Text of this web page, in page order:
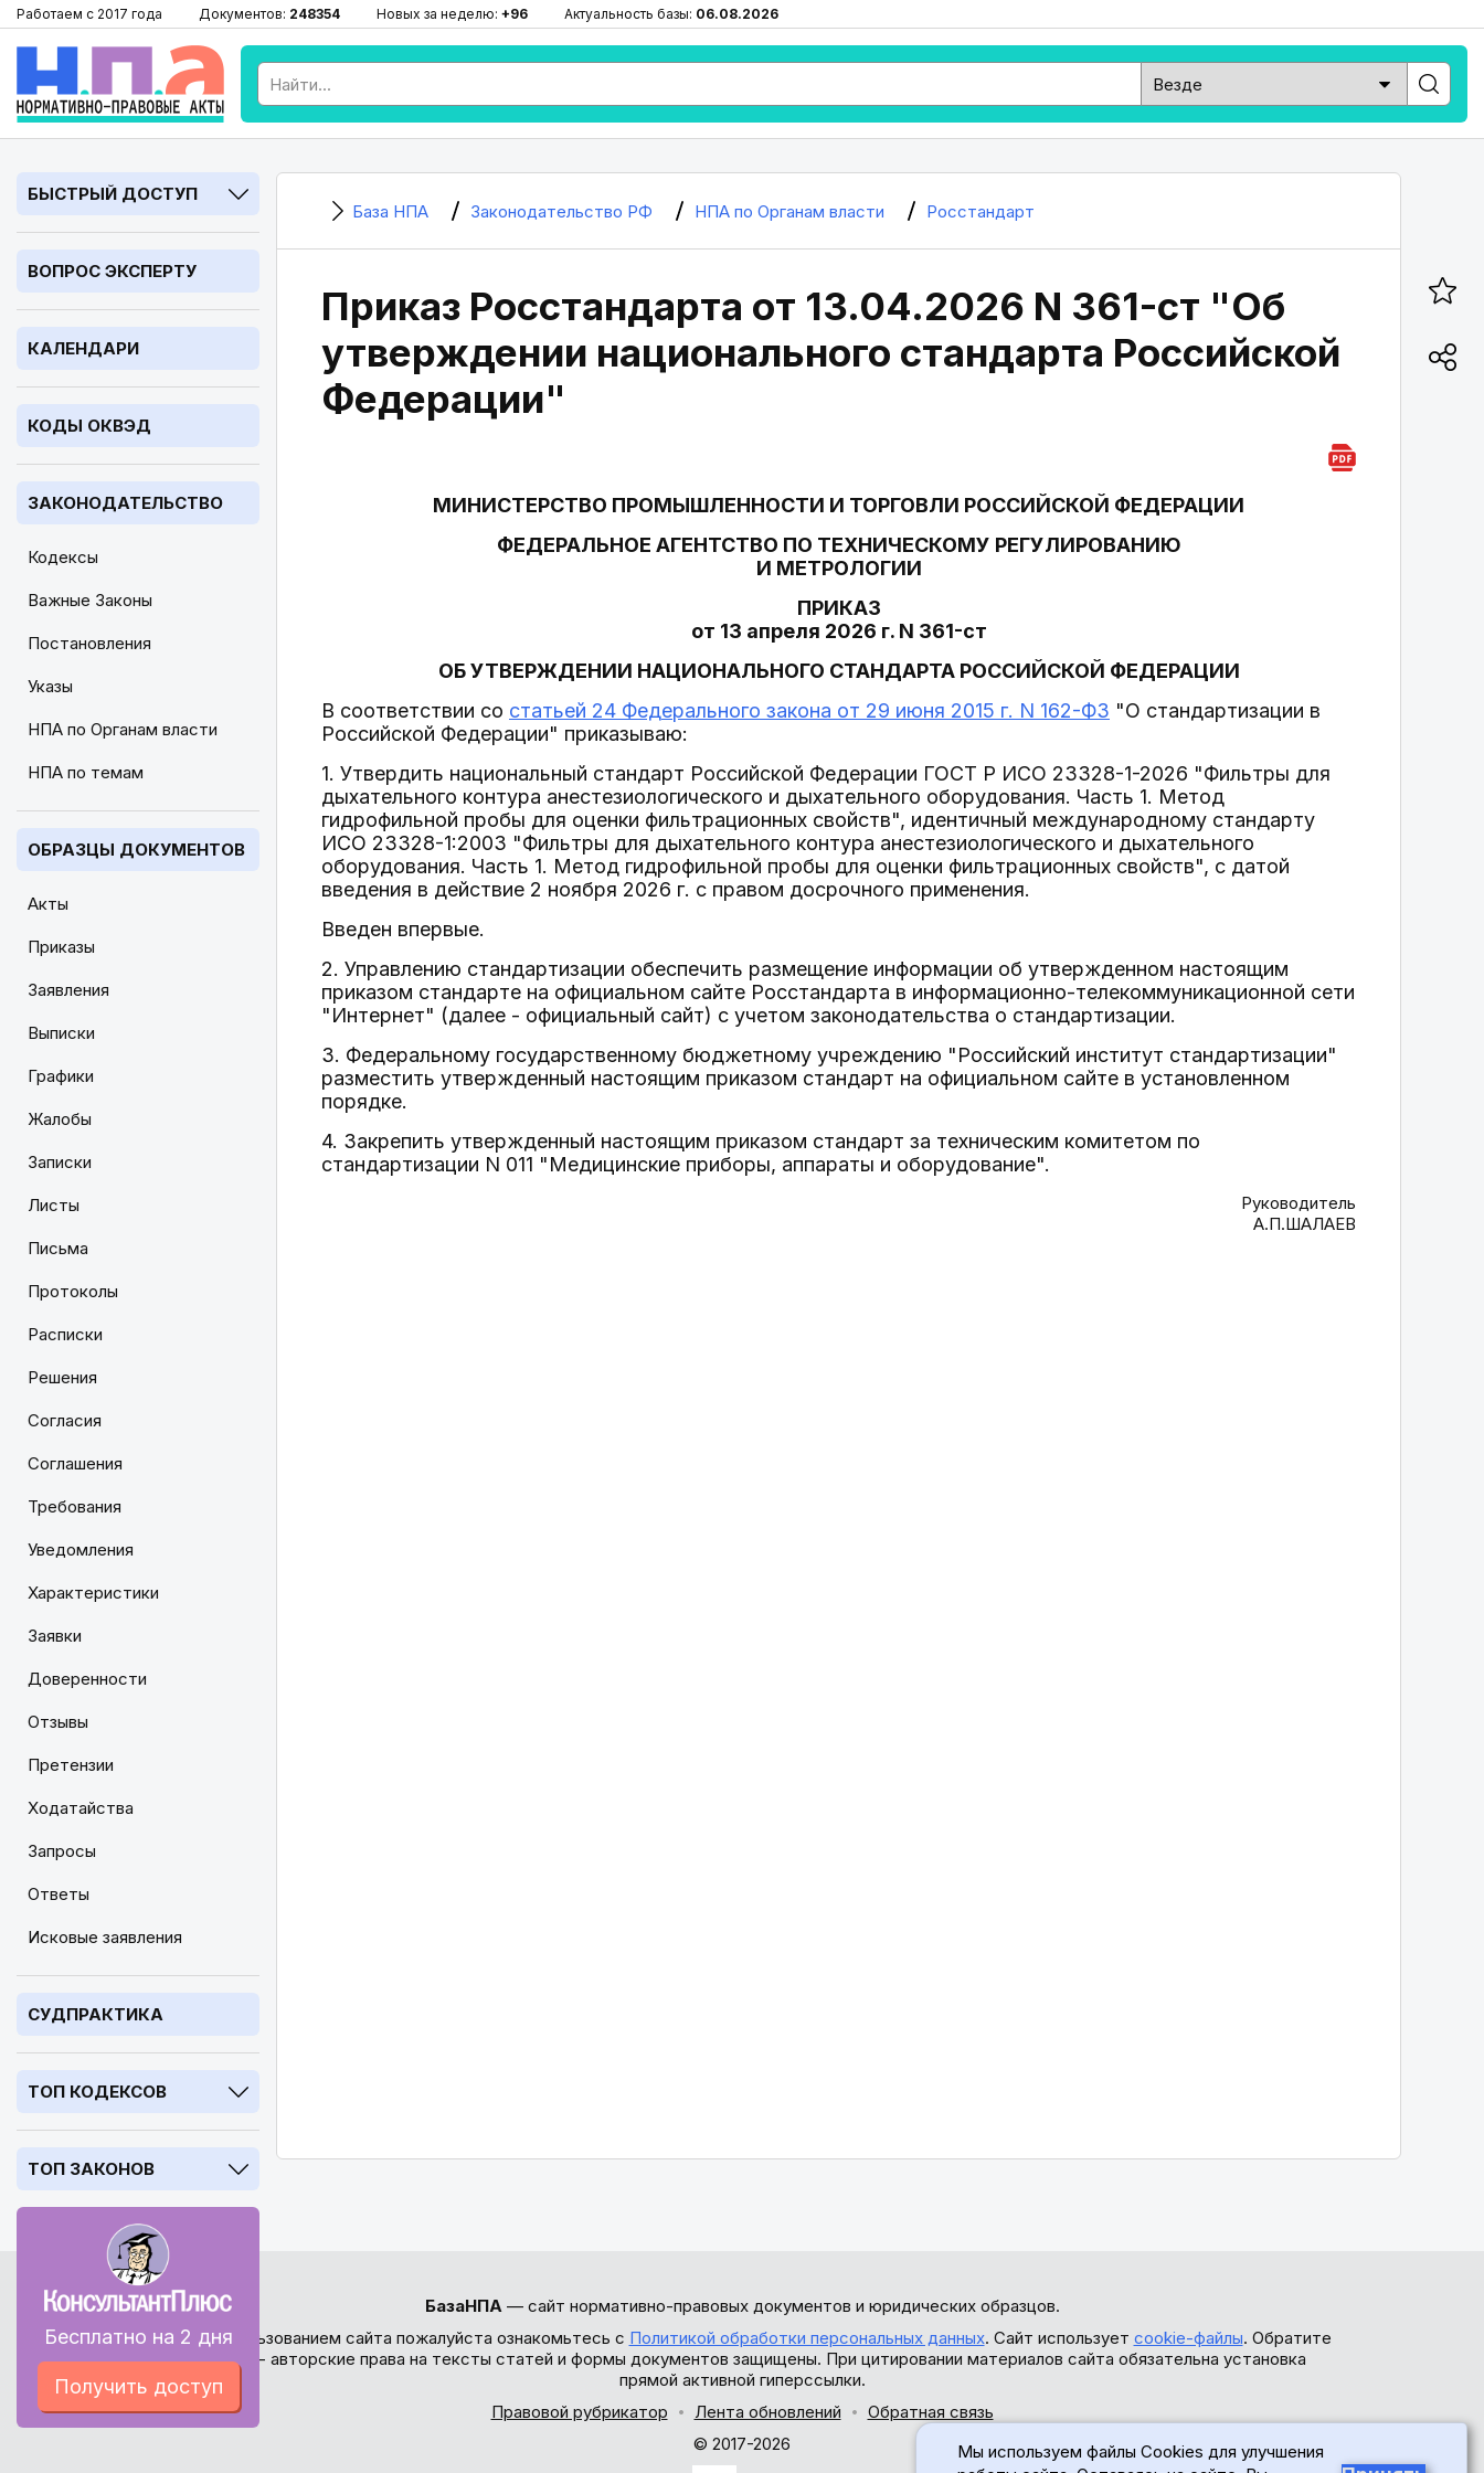
Работаем с 2017 года Документов: 248354 Новых за неделю: +96 Актуальность базы: 06.08.2026
БЫСТРЫЙ ДОСТУП
ВОПРОС ЭКСПЕРТУ
КАЛЕНДАРИ
КОДЫ ОКВЭД
ЗАКОНОДАТЕЛЬСТВО
Кодексы
Важные Законы
Постановления
Указы
НПА по Органам власти
НПА по темам
ОБРАЗЦЫ ДОКУМЕНТОВ
Акты
Приказы
Заявления
Выписки
Графики
Жалобы
Записки
Листы
Письма
Протоколы
Расписки
Решения
Согласия
Соглашения
Требования
Уведомления
Характеристики
Заявки
Доверенности
Отзывы
Претензии
Ходатайства
Запросы
Ответы
Исковые заявления
СУДПРАКТИКА
ТОП КОДЕКСОВ
ТОП ЗАКОНОВ
Бесплатно на 2 дня
Получить доступ
База НПА Законодательство РФ НПА по Органам власти Росстандарт
Приказ Росстандарта от 13.04.2026 N 361-ст "Об
утверждении национального стандарта Российской
Федерации"
МИНИСТЕРСТВО ПРОМЫШЛЕННОСТИ И ТОРГОВЛИ РОССИЙСКОЙ ФЕДЕРАЦИИ
ФЕДЕРАЛЬНОЕ АГЕНТСТВО ПО ТЕХНИЧЕСКОМУ РЕГУЛИРОВАНИЮ
И МЕТРОЛОГИИ
ПРИКАЗ
от 13 апреля 2026 г. N 361-ст
ОБ УТВЕРЖДЕНИИ НАЦИОНАЛЬНОГО СТАНДАРТА РОССИЙСКОЙ ФЕДЕРАЦИИ
В соответствии со статьей 24 Федерального закона от 29 июня 2015 г. N 162-ФЗ "О стандартизации в
Российской Федерации" приказываю:
1. Утвердить национальный стандарт Российской Федерации ГОСТ Р ИСО 23328-1-2026 "Фильтры для
дыхательного контура анестезиологического и дыхательного оборудования. Часть 1. Метод
гидрофильной пробы для оценки фильтрационных свойств", идентичный международному стандарту
ИСО 23328-1:2003 "Фильтры для дыхательного контура анестезиологического и дыхательного
оборудования. Часть 1. Метод гидрофильной пробы для оценки фильтрационных свойств", с датой
введения в действие 2 ноября 2026 г. с правом досрочного применения.
Введен впервые.
2. Управлению стандартизации обеспечить размещение информации об утвержденном настоящим
приказом стандарте на официальном сайте Росстандарта в информационно-телекоммуникационной сети
"Интернет" (далее - официальный сайт) с учетом законодательства о стандартизации.
3. Федеральному государственному бюджетному учреждению "Российский институт стандартизации"
разместить утвержденный настоящим приказом стандарт на официальном сайте в установленном
порядке.
4. Закрепить утвержденный настоящим приказом стандарт за техническим комитетом по
стандартизации N 011 "Медицинские приборы, аппараты и оборудование".
Руководитель
А.П.ШАЛАЕВ
БазаНПА— сайт нормативно-правовых документов и юридических образцов.
Перед использованием сайта пожалуйста ознакомьтесь с Политикой обработки персональных данных. Сайт использует cookie-файлы. Обратите
внимание - авторские права на тексты статей и формы документов защищены. При цитировании материалов сайта обязательна установка
прямой активной гиперссылки.
Правовой рубрикатор
Лента обновлений
Обратная связь
© 2017-2026
Мы используем файлы Cookies для улучшения